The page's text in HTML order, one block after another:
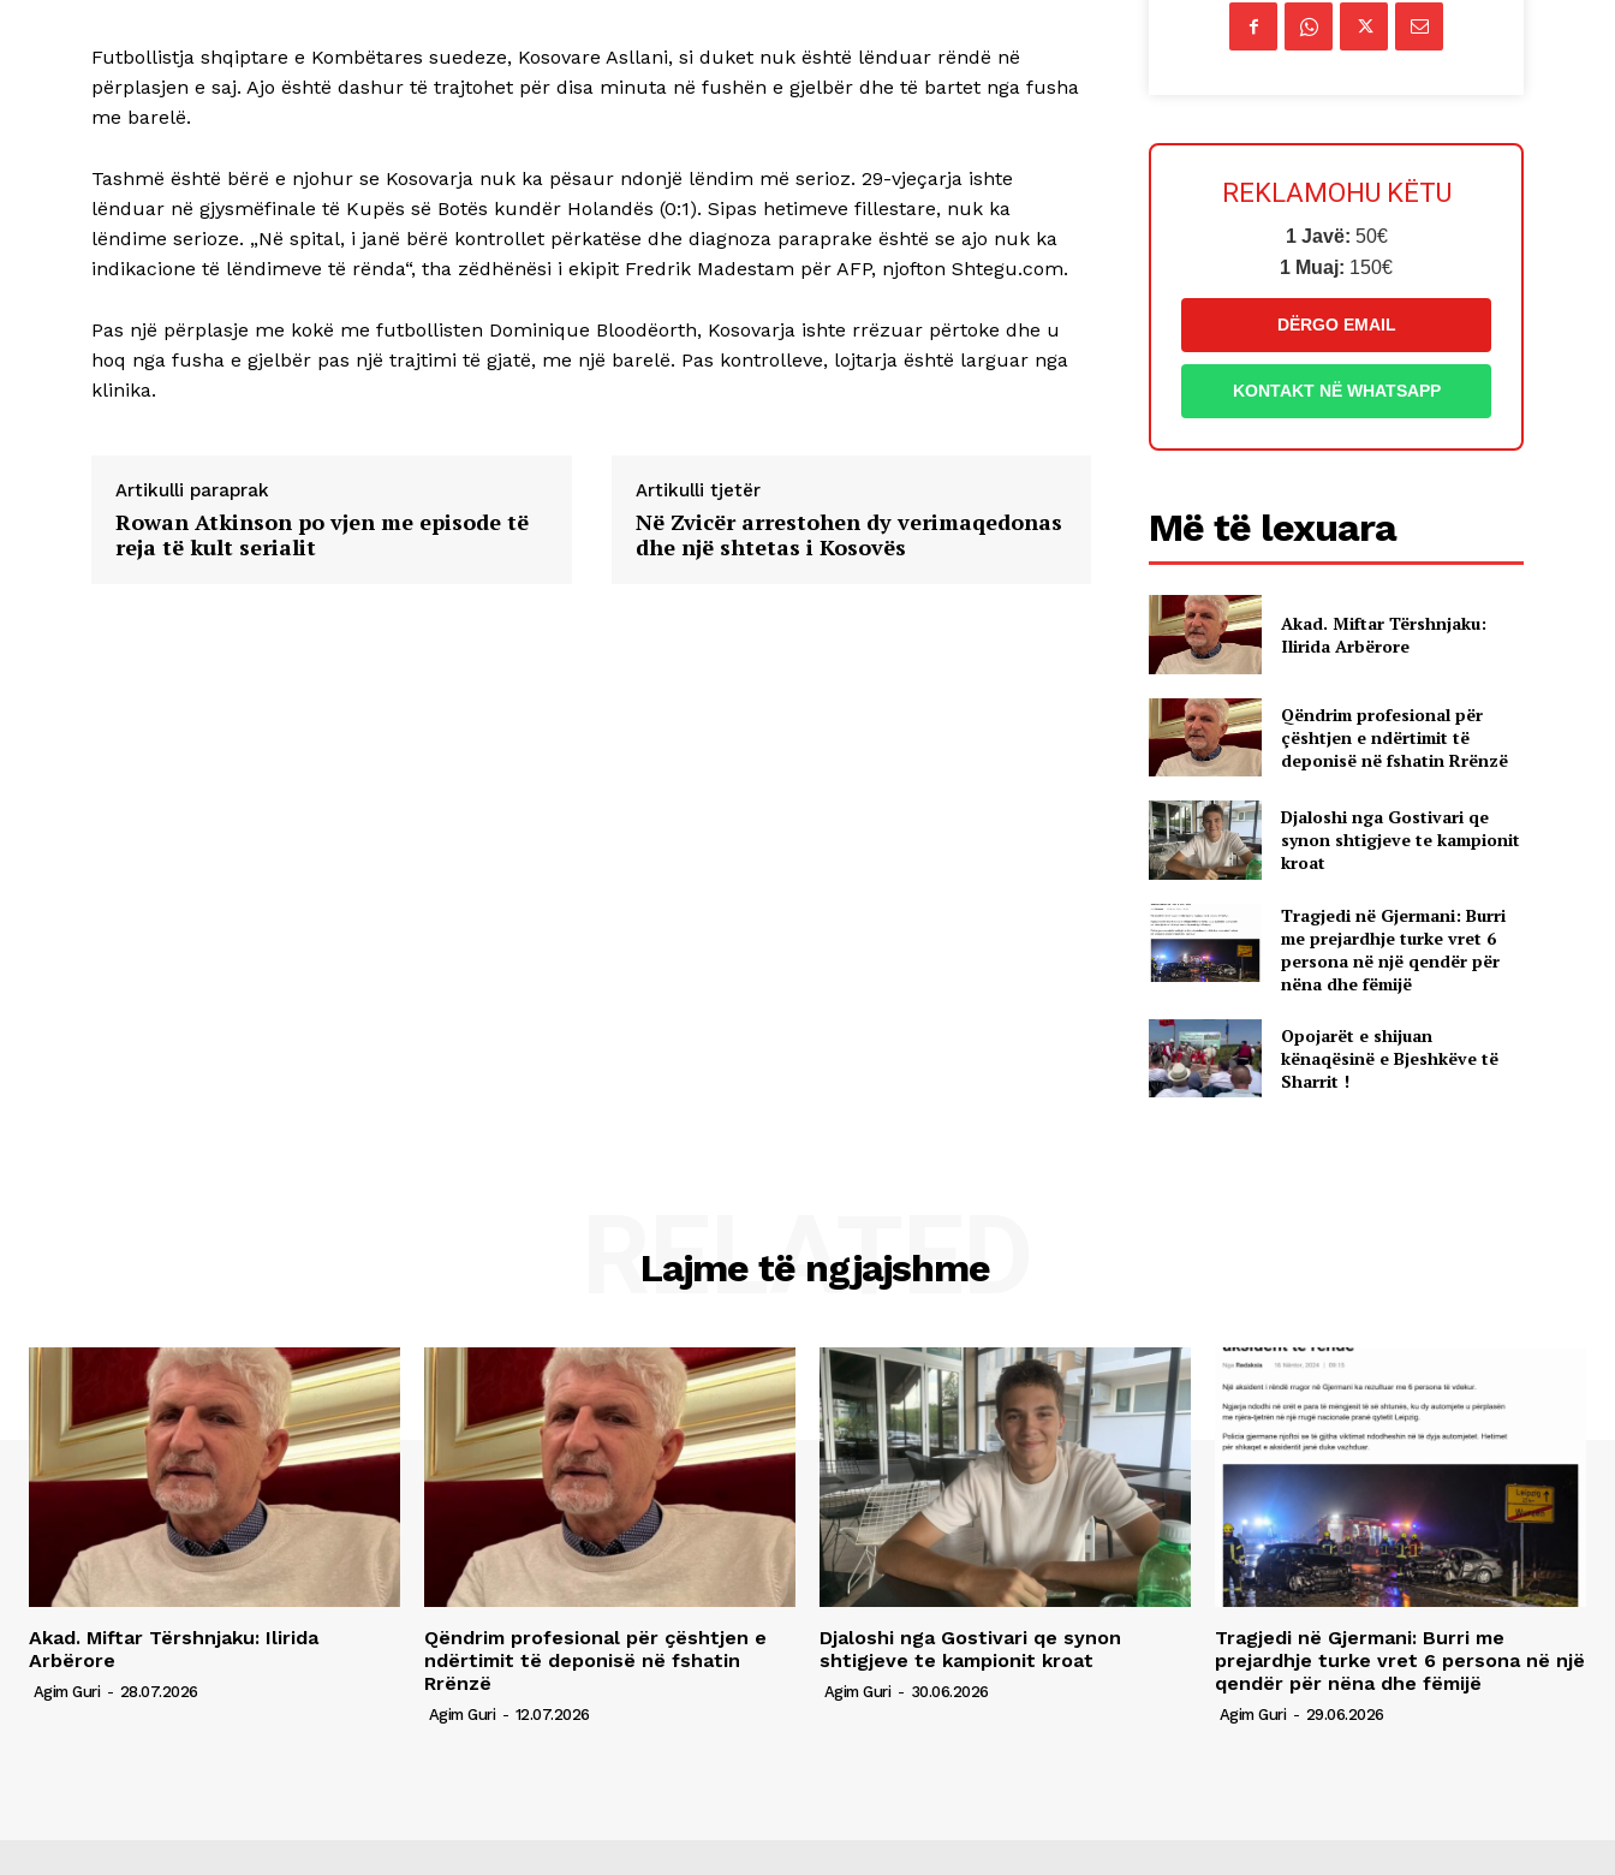
Futbollistja shqiptare e Kombëtares suedeze, Kosovare Asllani, si duket nuk është lënduar rëndë në
përplasjen e saj. Ajo është dashur të trajtohet për disa minuta në fushën e gjelbër dhe të bartet nga fusha
me barelë.
Tashmë është bërë e njohur se Kosovarja nuk ka pësaur ndonjë lëndim më serioz. 29-vjeçarja ishte
lënduar në gjysmëfinale të Kupës së Botës kundër Holandës (0:1). Sipas hetimeve fillestare, nuk ka
lëndime serioze. „Në spital, i janë bërë kontrollet përkatëse dhe diagnoza paraprake është se ajo nuk ka
indikacione të lëndimeve të rënda“, tha zëdhënësi i ekipit Fredrik Madestam për AFP, njofton Shtegu.com.
Pas një përplasje me kokë me futbollisten Dominique Bloodëorth, Kosovarja ishte rrëzuar përtoke dhe u
hoq nga fusha e gjelbër pas një trajtimi të gjatë, me një barelë. Pas kontrolleve, lojtarja është larguar nga
klinika.
Artikulli paraprak
Rowan Atkinson po vjen me episode të
reja të kult serialit
Artikulli tjetër
Në Zvicër arrestohen dy verimaqedonas
dhe një shtetas i Kosovës
REKLAMOHU KËTU
1 Javë: 50€
1 Muaj: 150€
DËRGO EMAIL
KONTAKT NË WHATSAPP
Më të lexuara
Akad. Miftar Tërshnjaku:
Ilirida Arbërore
Qëndrim profesional për
çështjen e ndërtimit të
deponisë në fshatin Rrënzë
Djaloshi nga Gostivari qe
synon shtigjeve te kampionit
kroat
Tragjedi në Gjermani: Burri
me prejardhje turke vret 6
persona në një qendër për
nëna dhe fëmijë
Opojarët e shijuan
kënaqësinë e Bjeshkëve të
Sharrit !
Lajme të ngjajshme
RELATED
Akad. Miftar Tërshnjaku: Ilirida
Arbërore
Agim Guri - 28.07.2026
Qëndrim profesional për çështjen e
ndërtimit të deponisë në fshatin
Rrënzë
Agim Guri - 12.07.2026
Djaloshi nga Gostivari qe synon
shtigjeve te kampionit kroat
Agim Guri - 30.06.2026
Tragjedi në Gjermani: Burri me
prejardhje turke vret 6 persona në një
qendër për nëna dhe fëmijë
Agim Guri - 29.06.2026